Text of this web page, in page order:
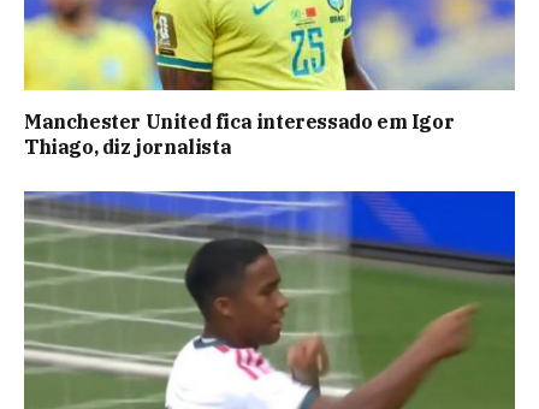
Manchester United fica interessado em Igor
Thiago, diz jornalista